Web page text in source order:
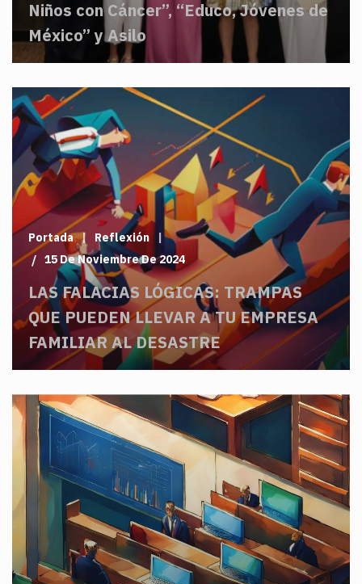
Niños con Cáncer”, “Educo, Jóvenes de
México” y Asilo
Portada
Reflexión
15 De Noviembre De 2024
LAS FALACIAS LÓGICAS: TRAMPAS
QUE PUEDEN LLEVAR A TU EMPRESA
FAMILIAR AL DESASTRE